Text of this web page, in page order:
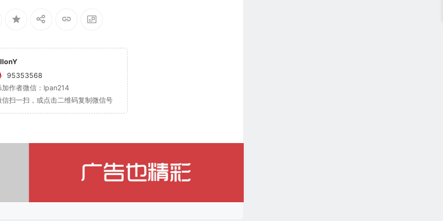
95353568
加作者微信：lpan214
信扫一扫，或点击二维码复制微信号